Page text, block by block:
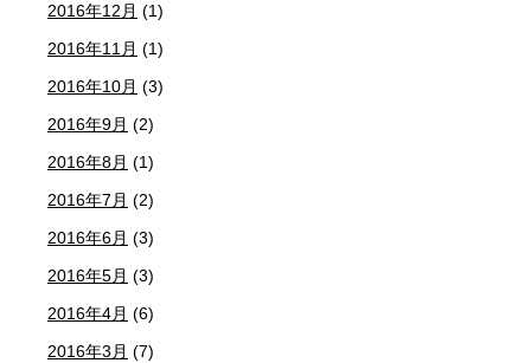
2016年12月 (1)
2016年11月 (1)
2016年10月 (3)
2016年9月 (2)
2016年8月 (1)
2016年7月 (2)
2016年6月 (3)
2016年5月 (3)
2016年4月 (6)
2016年3月 (7)